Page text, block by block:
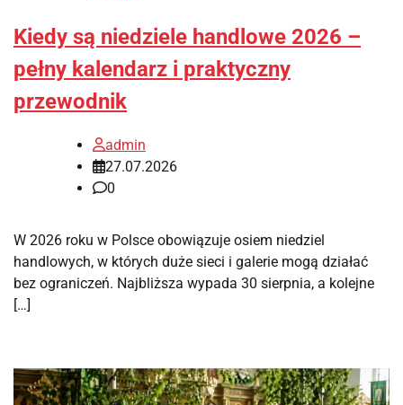
Kiedy są niedziele handlowe 2026 –
pełny kalendarz i praktyczny
przewodnik
admin
27.07.2026
0
W 2026 roku w Polsce obowiązuje osiem niedziel
handlowych, w których duże sieci i galerie mogą działać
bez ograniczeń. Najbliższa wypada 30 sierpnia, a kolejne
[…]